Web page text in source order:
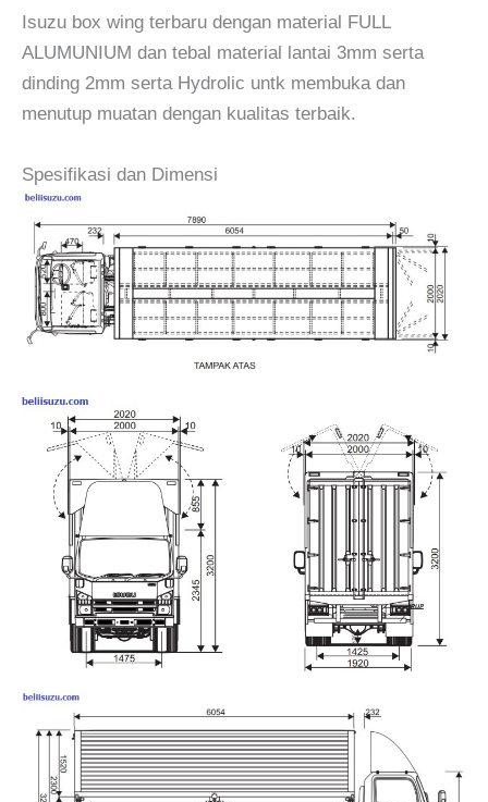
Isuzu box wing terbaru dengan material FULL
ALUMUNIUM dan tebal material lantai 3mm serta
dinding 2mm serta Hydrolic untk membuka dan
menutup muatan dengan kualitas terbaik.
Spesifikasi dan Dimensi